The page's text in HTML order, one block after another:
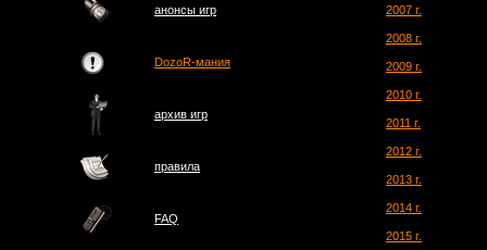
анонсы игр
DozoR-мания
архив игр
правила
FAQ
2007 г.
2008 г.
2009 г.
2010 г.
2011 г.
2012 г.
2013 г.
2014 г.
2015 г.